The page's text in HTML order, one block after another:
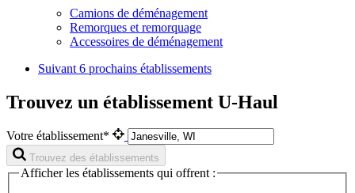
Camions de déménagement
Remorques et remorquage
Accessoires de déménagement
Suivant 6 prochains établissements
Trouvez un établissement U-Haul
Votre établissement*
Trouvez des établissements
Afficher les établissements qui offrent :